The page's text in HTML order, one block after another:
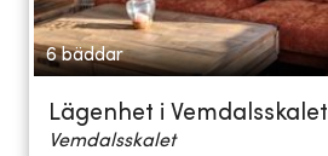
6 bäddar
Lägenhet i
Vemdalsskalet